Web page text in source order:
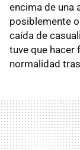
encima de una
posiblemente
caída de
tuve que hacer
normalidad